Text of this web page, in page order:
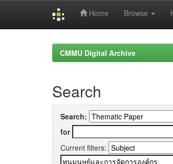
Home Browse
CMMU Digital Archive
Search
Search:
for
Current filters: